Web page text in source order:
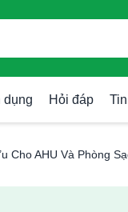
dụng Hỏi đáp
Cho AHU Và Phòng